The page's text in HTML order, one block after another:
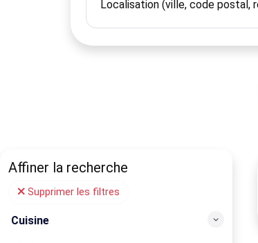
Affiner la recherche
Supprimer les filtres
Cuisine